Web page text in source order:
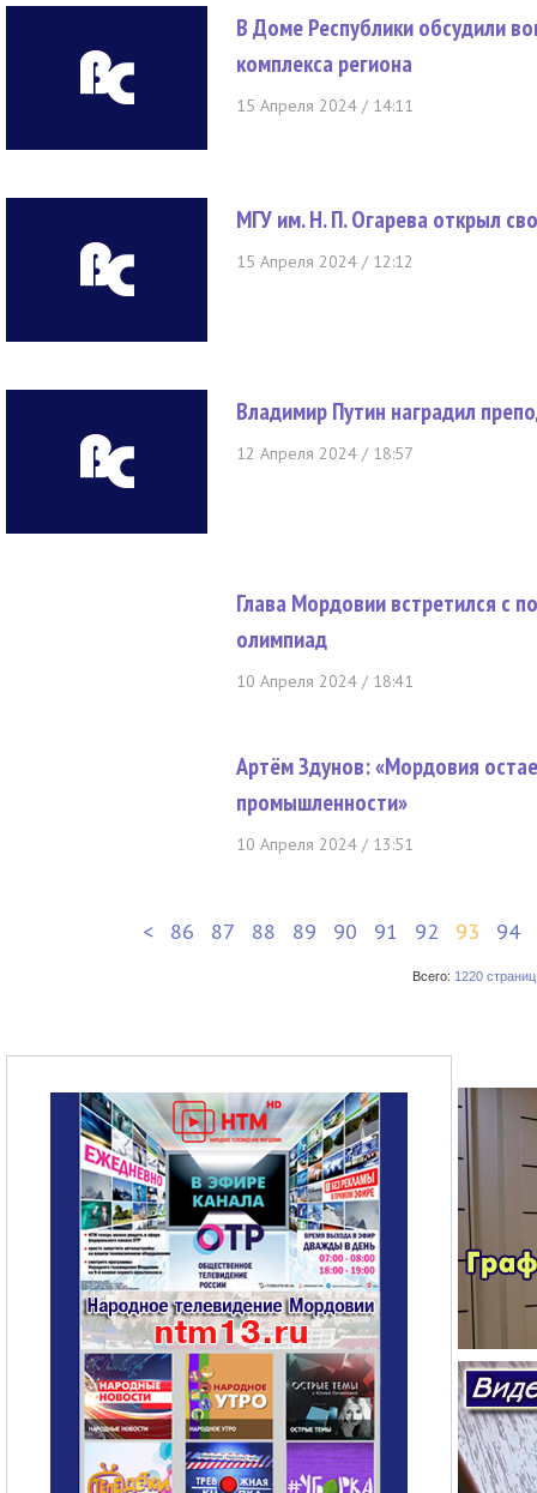
В Доме Республики обсудили
комплекса региона
15 Апреля 2024 / 14:11
МГУ им. Н. П. Огарева открыл
15 Апреля 2024 / 12:12
Владимир Путин наградил
12 Апреля 2024 / 18:57
Глава Мордовии встретился с
олимпиад
10 Апреля 2024 / 18:41
Артём Здунов: «Мордовия
промышленности»
10 Апреля 2024 / 13:51
< 86 87 88 89 90 91 92 93 94
Всего: 1220 страниц